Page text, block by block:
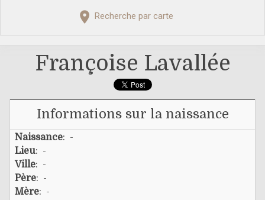
Recherche par carte
Françoise Lavallée
Informations sur la naissance
Naissance: -
Lieu: -
Ville: -
Père: -
Mère: -